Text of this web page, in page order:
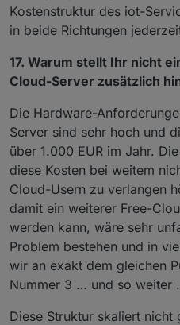
Kostenstruktur des iot-
in beide Richtungen
17. Warum stellt Ihr nicht
Cloud-Server zusätzlich
Die Hardware-
Server sind sehr hoch und
über 1.000 EUR im Jahr.
diese Kosten bei weitem
Cloud-Usern zu verlangen
damit ein weiterer Free-
werden kann, wäre sehr
Problem bestehen und in
wir an exakt dem gleichen
Nummer 3 … und so weiter
Diese Struktur skaliert nicht